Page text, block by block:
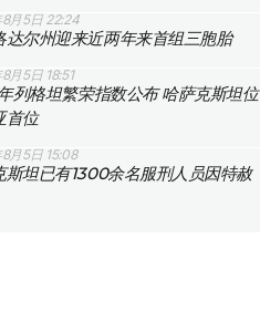
月5日 22:24
达尔州迎来近两年来首组三胞胎
月5日 18:51
列格坦繁荣指数公布 哈萨克斯坦位
首位
月5日 15:08
斯坦已有1300余名服刑人员因特赦